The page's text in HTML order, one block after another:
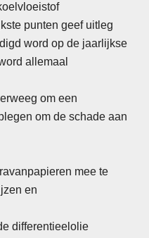
punten geef uitleg
word op de jaarlijkse
allemaal
om een
om de schade aan
mee te
en
differentieelolie